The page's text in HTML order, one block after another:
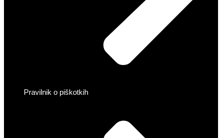
Pravilnik o piškotkih